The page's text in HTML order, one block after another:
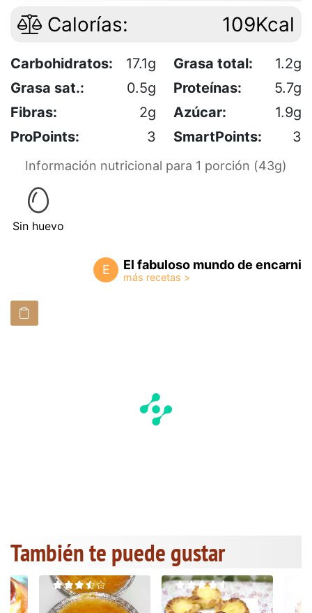
Calorías: 109Kcal
Carbohidratos: 17.1g Grasa total:
1.2g
Grasa sat.:
0.5g Proteínas:
5.7g
Fibras:
2g Azúcar:
1.9g
ProPoints:
3 SmartPoints: 3
Información nutricional para 1 porción (43g)
Sin huevo
E El fabuloso mundo de encarni
También te puede gustar